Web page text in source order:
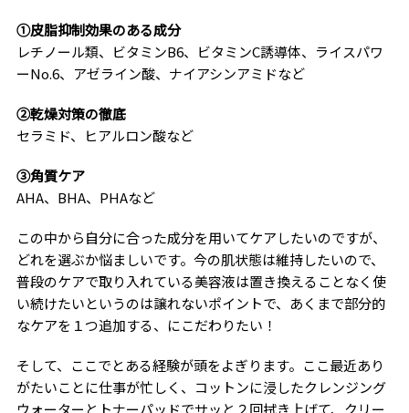
①皮脂抑制効果のある成分
レチノール類、ビタミンB6、ビタミンC誘導体、ライスパワ
ーNo.6、アゼライン酸、ナイアシンアミドなど
②乾燥対策の徹底
セラミド、ヒアルロン酸など
③角質ケア
AHA、BHA、PHAなど
この中から自分に合った成分を用いてケアしたいのですが、
どれを選ぶか悩ましいです。今の肌状態は維持したいので、
普段のケアで取り入れている美容液は置き換えることなく使
い続けたいというのは譲れないポイントで、あくまで部分的
なケアを１つ追加する、にこだわりたい！
そして、ここでとある経験が頭をよぎります。ここ最近あり
がたいことに仕事が忙しく、コットンに浸したクレンジング
ウォーターとトナーパッドでサッと２回拭き上げて、クリー